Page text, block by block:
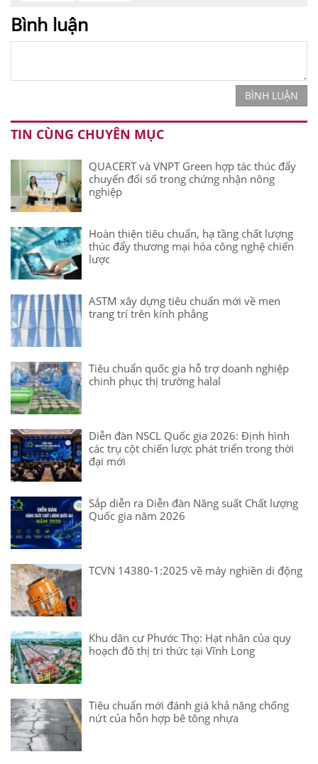
Bình luận
BÌNH LUẬN
TIN CÙNG CHUYÊN MỤC
QUACERT và VNPT Green hợp tác thúc đẩy
chuyển đổi số trong chứng nhận nông
nghiệp
Hoàn thiện tiêu chuẩn, hạ tầng chất lượng
thúc đẩy thương mại hóa công nghệ chiến
lược
ASTM xây dựng tiêu chuẩn mới về men
trang trí trên kính phẳng
Tiêu chuẩn quốc gia hỗ trợ doanh nghiệp
chinh phục thị trường halal
Diễn đàn NSCL Quốc gia 2026: Định hình
các trụ cột chiến lược phát triển trong thời
đại mới
Sắp diễn ra Diễn đàn Năng suất Chất lượng
Quốc gia năm 2026
TCVN 14380-1:2025 về máy nghiền di động
Khu dân cư Phước Thọ: Hạt nhân của quy
hoạch đô thị tri thức tại Vĩnh Long
Tiêu chuẩn mới đánh giá khả năng chống
nứt của hỗn hợp bê tông nhựa